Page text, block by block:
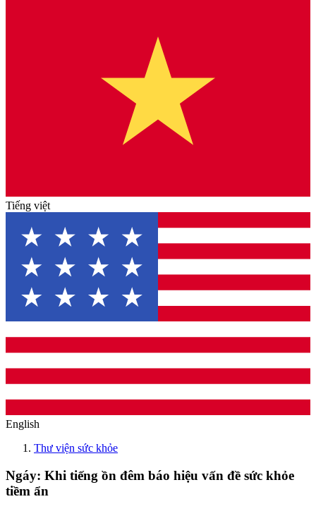
Tiếng việt
English
Thư viện sức khỏe
Ngáy: Khi tiếng ồn đêm báo hiệu vấn đề sức khỏe
tiềm ẩn